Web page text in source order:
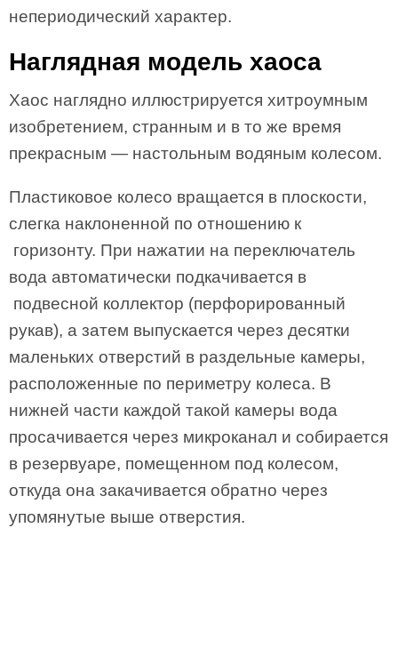
непериодический характер.
Наглядная модель хаоса
Хаос наглядно иллюстрируется хитроумным
изобретением, странным и в то же время
прекрасным — настольным водяным колесом.
Пластиковое колесо вращается в плоскости,
слегка наклоненной по отношению к
горизонту. При нажатии на переключатель
вода автоматически подкачивается в
подвесной коллектор (перфорированный
рукав), а затем выпускается через десятки
маленьких отверстий в раздельные камеры,
расположенные по периметру колеса. В
нижней части каждой такой камеры вода
просачивается через микроканал и собирается
в резервуаре, помещенном под колесом,
откуда она закачивается обратно через
упомянутые выше отверстия.